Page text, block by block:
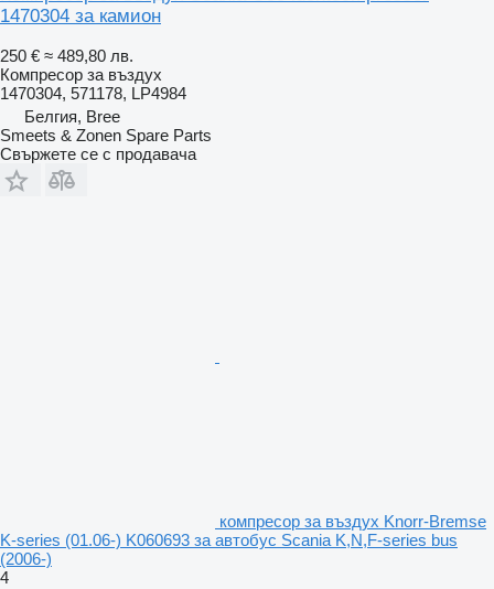
1470304 за камион
250 € ≈ 489,80 лв.
Компресор за въздух
1470304, 571178, LP4984
Белгия, Bree
Smeets & Zonen Spare Parts
Свържете се с продавача
компресор за въздух Knorr-Bremse
K-series (01.06-) K060693 за автобус Scania K,N,F-series bus
(2006-)
4